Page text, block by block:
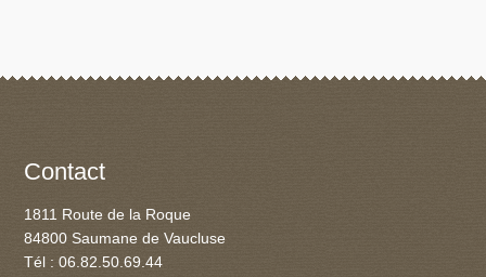
Contact
1811 Route de la Roque
84800 Saumane de Vaucluse
Tél : 06.82.50.69.44